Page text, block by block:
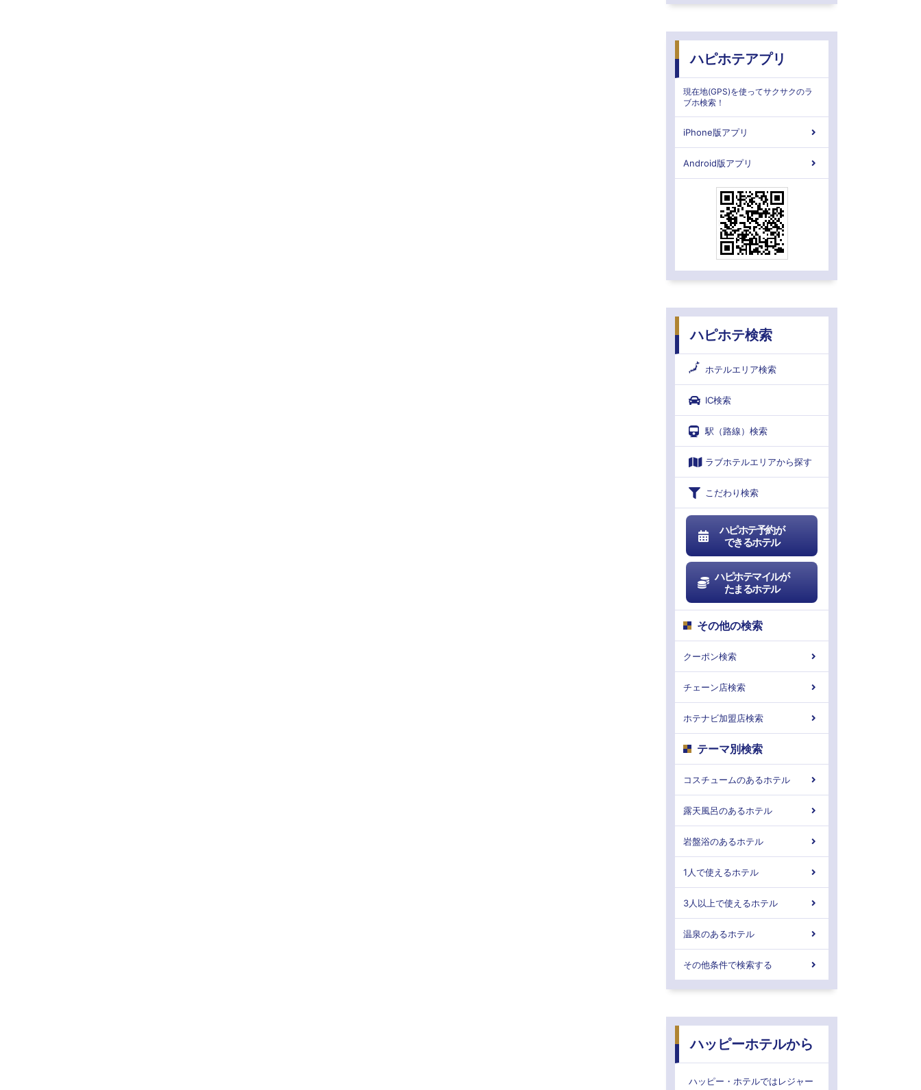
ハピホテアプリ
現在地(GPS)を使ってサクサクのラ
ブホ検索！
iPhone版アプリ
Android版アプリ
ハピホテ検索
ホテルエリア検索
IC検索
駅（路線）検索
ラブホテルエリアから探す
こだわり検索
ハピホテ予約が
できるホテル
ハピホテマイルが
たまるホテル
その他の検索
クーポン検索
チェーン店検索
ホテナビ加盟店検索
テーマ別検索
コスチュームのあるホテル
露天風呂のあるホテル
岩盤浴のあるホテル
1人で使えるホテル
3人以上で使えるホテル
温泉のあるホテル
その他条件で検索する
ハッピーホテルから
ハッピー・ホテルではレジャー